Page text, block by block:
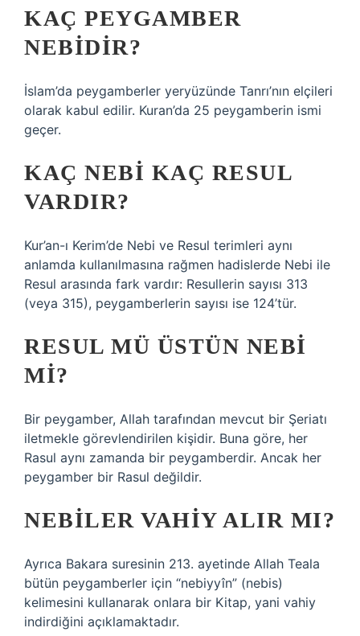
KAÇ PEYGAMBER
NEBIDIR?
İslam’da peygamberler yeryüzünde Tanrı’nın elçileri
olarak kabul edilir. Kuran’da 25 peygamberin ismi
geçer.
KAÇ NEBI KAÇ RESUL
VARDIR?
Kur’an-ı Kerim’de Nebi ve Resul terimleri aynı
anlamda kullanılmasına rağmen hadislerde Nebi ile
Resul arasında fark vardır: Resullerin sayısı 313
(veya 315), peygamberlerin sayısı ise 124’tür.
RESUL MÜ ÜSTÜN NEBI
MI?
Bir peygamber, Allah tarafından mevcut bir Şeriatı
iletmekle görevlendirilen kişidir. Buna göre, her
Rasul aynı zamanda bir peygamberdir. Ancak her
peygamber bir Rasul değildir.
NEBILER VAHIY ALIR MI?
Ayrıca Bakara suresinin 213. ayetinde Allah Teala
bütün peygamberler için “nebiyyîn” (nebis)
kelimesini kullanarak onlara bir Kitap, yani vahiy
indirdiğini açıklamaktadır.